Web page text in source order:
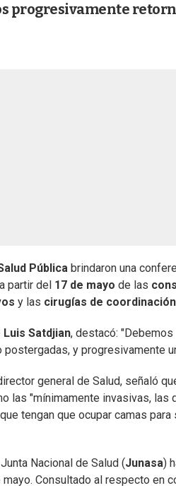
progresivamente
Pública brindaron una
partir del 17 de mayo de las
y las cirugías de coordinación
Luis Satdjian, destacó:
y progresivamente
general de Salud, señaló
las "mínimamente invasivas,
tengan que ocupar camas
Nacional de Salud (Junasa)
Consultado al respecto en